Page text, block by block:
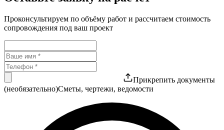
Проконсультируем по объёму работ и рассчитаем стоимость
сопровождения под ваш проект
Прикрепить документы
(необязательно)Сметы, чертежи, ведомости